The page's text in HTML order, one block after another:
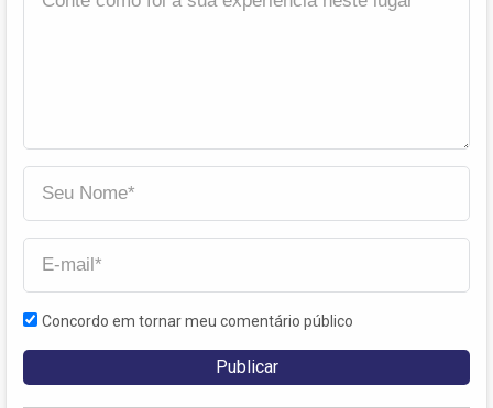
Concordo em tornar meu comentário público